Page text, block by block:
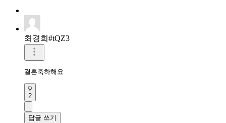
최경희#tQZ3
결혼축하해요
2
답글 쓰기